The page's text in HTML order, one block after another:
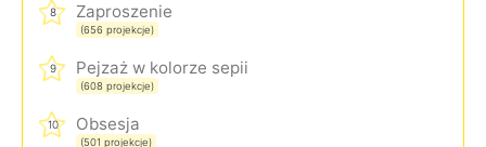
8 Zaproszenie
(656 projekcje)
9 Pejzaż w kolorze sepii
(608 projekcje)
10 Obsesja
(501 projekcje)